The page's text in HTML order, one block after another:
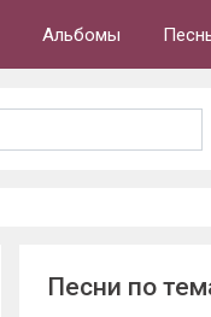
Альбомы
Песни по